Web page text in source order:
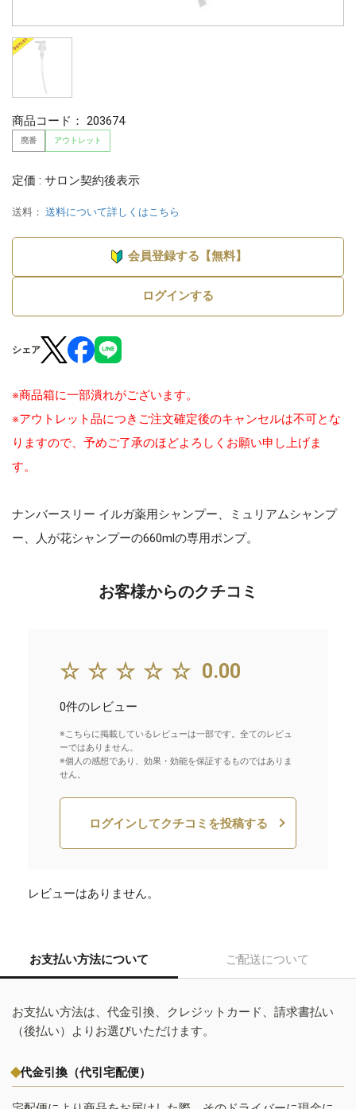
商品コード： 203674
廃番 アウトレット
定価 : サロン契約後表示
送料： 送料について詳しくはこちら
会員登録する【無料】
ログインする
シェア
※商品箱に一部潰れがございます。
※アウトレット品につきご注文確定後のキャンセルは不可とな
りますので、予めご了承のほどよろしくお願い申し上げま
す。
ナンバースリー イルガ薬用シャンプー、ミュリアムシャンプ
ー、人が花シャンプーの660mlの専用ポンプ。
お客様からのクチコミ
☆☆☆☆☆ 0.00
0件のレビュー
※こちらに掲載しているレビューは一部です。全てのレビュ
ーではありません。
※個人の感想であり、効果・効能を保証するものではありま
せん。
ログインしてクチコミを投稿する
レビューはありません。
お支払い方法について ご配送について
お支払い方法は、代金引換、クレジットカード、請求書払い
（後払い）よりお選びいただけます。
代金引換（代引宅配便）